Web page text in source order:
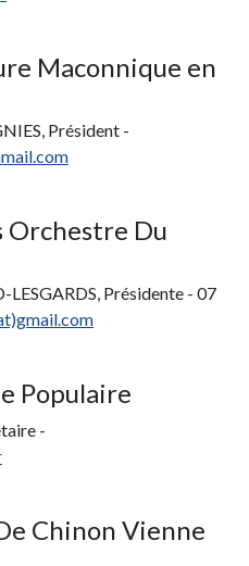
Maconnique en
Président -
Orchestre Du
Présidente - 07
Populaire
-
Chinon Vienne